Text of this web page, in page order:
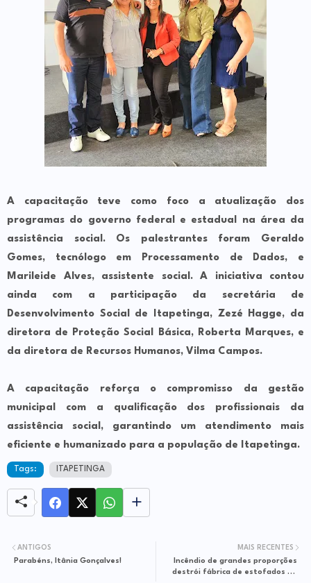
A capacitação teve como foco a atualização dos
programas do governo federal e estadual na área da
assistência social. Os palestrantes foram Geraldo
Gomes, tecnólogo em Processamento de Dados, e
Marileide Alves, assistente social. A iniciativa contou
ainda com a participação da secretária de
Desenvolvimento Social de Itapetinga, Zezé Hagge, da
diretora de Proteção Social Básica, Roberta Marques, e
da diretora de Recursos Humanos, Vilma Campos.
A capacitação reforça o compromisso da gestão
municipal com a qualificação dos profissionais da
assistência social, garantindo um atendimento mais
eficiente e humanizado para a população de Itapetinga.
Tags: ITAPETINGA
MAIS RECENTES
Incêndio de grandes proporções
destrói fábrica de estofados no
ANTIGOS
Parabéns, Itânia Gonçalves!